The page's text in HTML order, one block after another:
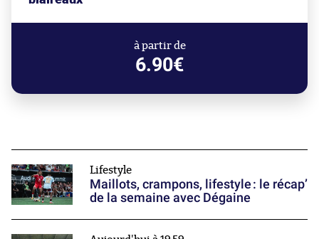
à partir de
6.90€
Lifestyle
Maillots, crampons, lifestyle : le récap’
de la semaine avec Dégaine